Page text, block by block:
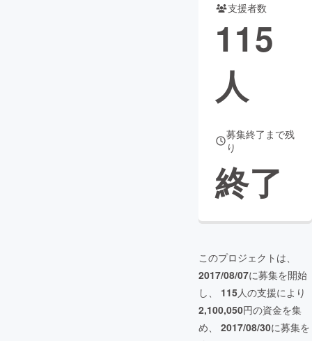
支援者数
115
人
募集終了まで残
り
終了
このプロジェクトは、
2017/08/07に募集を開始
し、 115人の支援により
2,100,050円の資金を集
め、 2017/08/30に募集を